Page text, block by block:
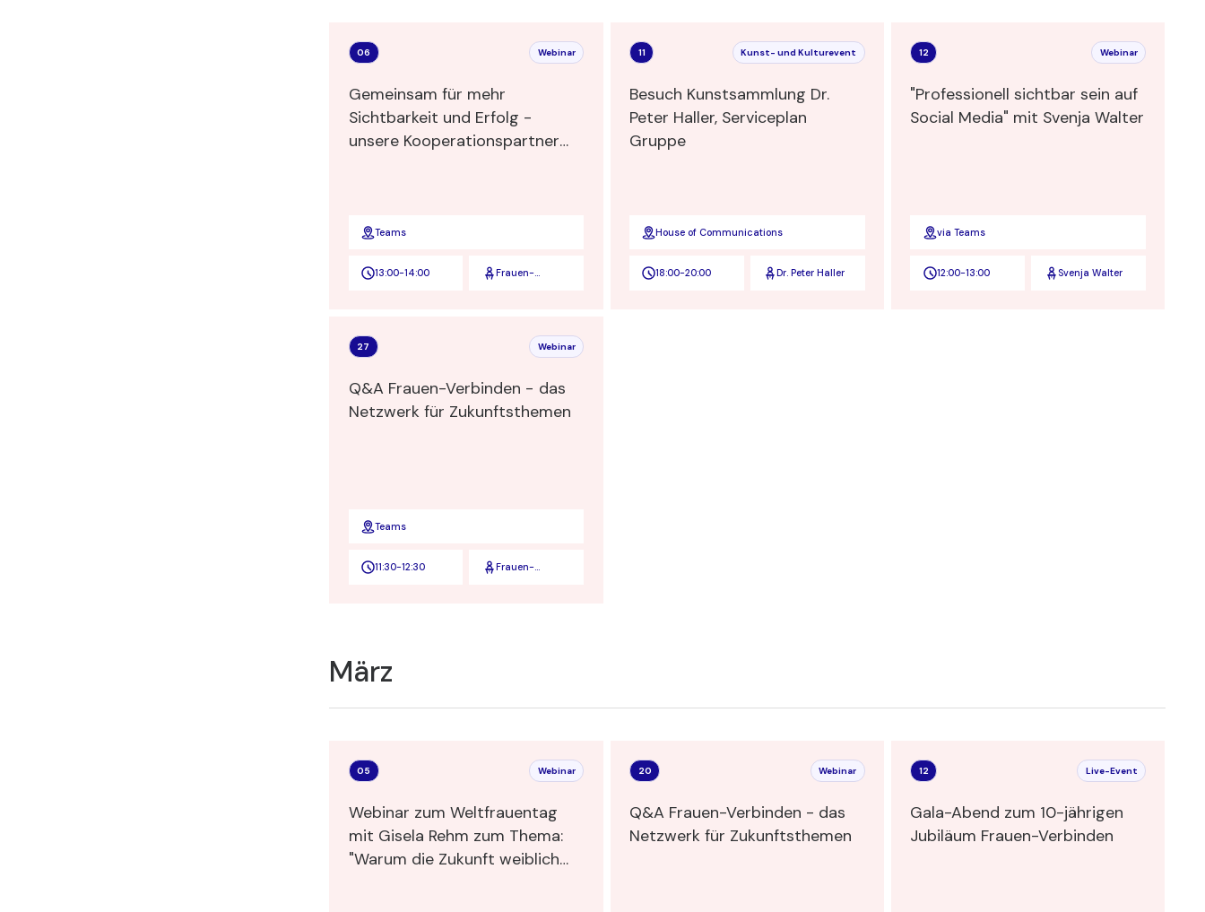
06 Webinar
Gemeinsam für mehr
Sichtbarkeit und Erfolg -
unsere Kooperationspartner
Teams
13:00-14:00
Frauen-
11 Kunst- und Kulturevent
Besuch Kunstsammlung Dr.
Peter Haller, Serviceplan
Gruppe
House of Communications
18:00-20:00 Dr. Peter Haller
12 Webinar
"Professionell sichtbar sein auf
Social Media" mit Svenja Walter
via Teams
12:00-13:00 Svenja Walter
27 Webinar
Q&A Frauen-Verbinden - das
Netzwerk für Zukunftsthemen
Teams
11:30-12:30
Frauen-
März
05 Webinar
Webinar zum Weltfrauentag
mit Gisela Rehm zum Thema:
"Warum die Zukunft weiblich
20 Webinar
Q&A Frauen-Verbinden - das
Netzwerk für Zukunftsthemen
12 Live-Event
Gala-Abend zum 10-jährigen
Jubiläum Frauen-Verbinden